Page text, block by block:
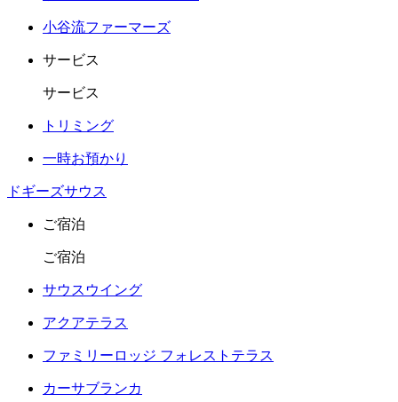
小谷流ファーマーズ
サービス
サービス
トリミング
一時お預かり
ドギーズサウス
ご宿泊
ご宿泊
サウスウイング
アクアテラス
ファミリーロッジ フォレストテラス
カーサブランカ